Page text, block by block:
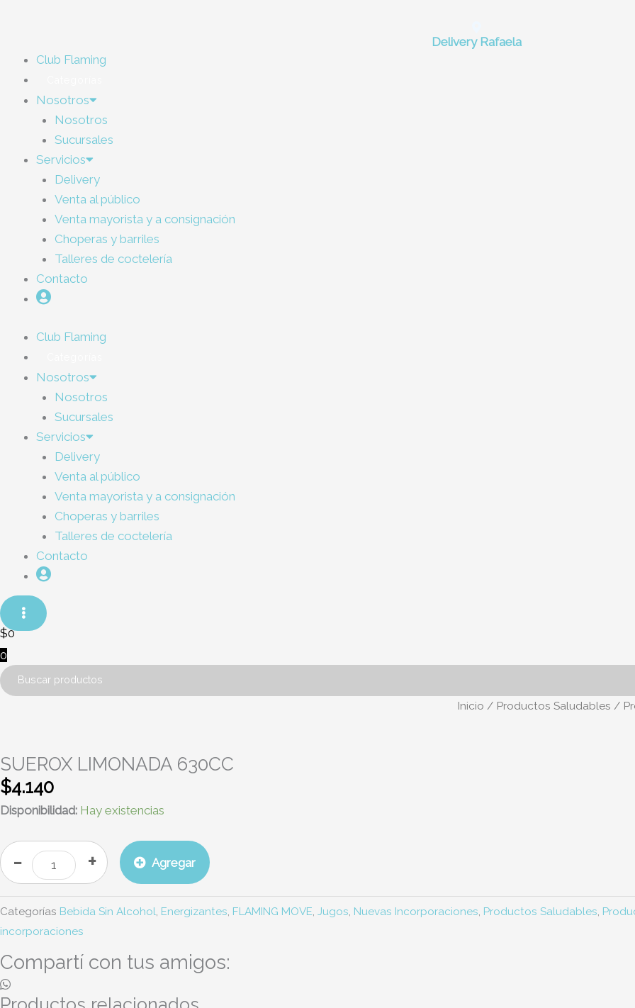
Delivery Rafaela
Club Flaming
Nosotros
Nosotros
Sucursales
Servicios
Delivery
Venta al público
Venta mayorista y a consignación
Choperas y barriles
Talleres de coctelería
Contacto
Club Flaming
Nosotros
Nosotros
Sucursales
Servicios
Delivery
Venta al público
Venta mayorista y a consignación
Choperas y barriles
Talleres de coctelería
Contacto
$0
0
Inicio / Productos Saludables /
SUEROX LIMONADA 630CC
$4.140
Disponibilidad: Hay existencias
-
cantidad
+ Agregar
Categorías Bebida Sin Alcohol, Energizantes, FLAMING MOVE, Jugos, Nuevas Incorporaciones, Productos Saludables,
incorporaciones
Compartí con tus amigos: